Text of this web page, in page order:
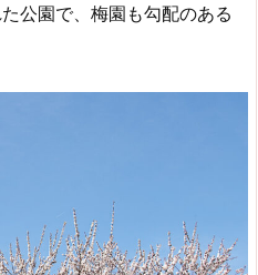
公園で、梅園も勾配のある